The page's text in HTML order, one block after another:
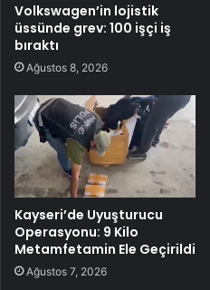
Volkswagen’in lojistik
üssünde grev: 100 işçi iş
bıraktı
Ağustos 8, 2026
Kayseri’de Uyuşturucu
Operasyonu: 9 Kilo
Metamfetamin Ele Geçirildi
Ağustos 7, 2026